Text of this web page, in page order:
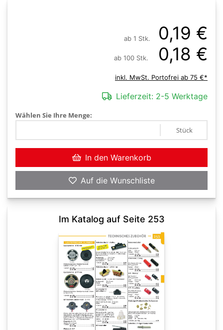
ab 1 Stk. 0,19 €
ab 100 Stk. 0,18 €
inkl. MwSt. Portofrei ab 75 €*
Lieferzeit: 2-5 Werktage
Wählen Sie Ihre Menge:
Stück
In den Warenkorb
Auf die Wunschliste
Im Katalog auf Seite 253